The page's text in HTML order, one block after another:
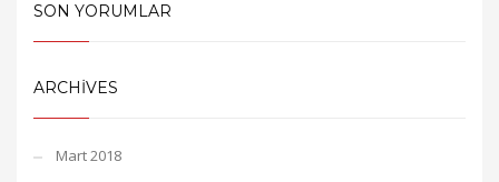
SON YORUMLAR
ARCHIVES
Mart 2018